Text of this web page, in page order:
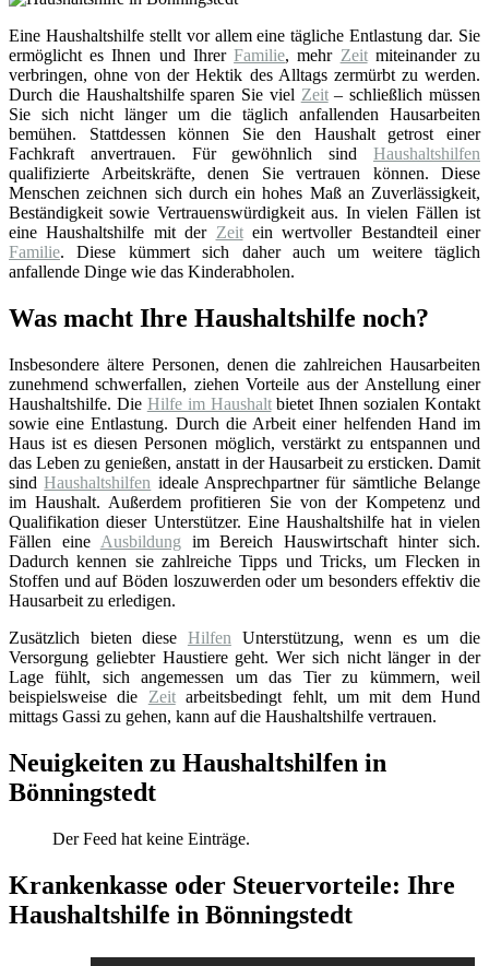
Eine Haushaltshilfe stellt vor allem eine tägliche Entlastung dar. Sie
ermöglicht es Ihnen und IhrerFamilie, mehr Zeitmiteinander zu
verbringen, ohne von der Hektik des Alltags zermürbt zu werden.
Durch die Haushaltshilfe sparen Sie viel Zeit– schließlich müssen
Sie sich nicht länger um die täglich anfallenden Hausarbeiten
bemühen. Stattdessen können Sie den Haushalt getrost einer
Fachkraft anvertrauen. Für gewöhnlich sind Haushaltshilfen
qualifizierte Arbeitskräfte, denen Sie vertrauen können. Diese
Menschen zeichnen sich durch ein hohes Maß an Zuverlässigkeit,
Beständigkeit sowie Vertrauenswürdigkeit aus. In vielen Fällen ist
eine Haushaltshilfe mit der Zeitein wertvoller Bestandteil einer
Familie. Diese kümmert sich daher auch um weitere täglich
anfallende Dinge wie das Kinderabholen.
Was macht Ihre Haushaltshilfe noch?
Insbesondere ältere Personen, denen die zahlreichen Hausarbeiten
zunehmend schwerfallen, ziehen Vorteile aus der Anstellung einer
Haushaltshilfe. Die Hilfe im Haushaltbietet Ihnen sozialen Kontakt
sowie eine Entlastung. Durch die Arbeit einer helfenden Hand im
Haus ist es diesen Personen möglich, verstärkt zu entspannen und
das Leben zu genießen, anstatt in der Hausarbeit zu ersticken. Damit
sindHaushaltshilfen ideale Ansprechpartner für sämtliche Belange
im Haushalt. Außerdem profitieren Sie von der Kompetenz und
Qualifikation dieser Unterstützer. Eine Haushaltshilfe hat in vielen
Fällen eine Ausbildung im Bereich Hauswirtschaft hinter sich.
Dadurch kennen sie zahlreiche Tipps und Tricks, um Flecken in
Stoffen und auf Böden loszuwerden oder um besonders effektiv die
Hausarbeit zu erledigen.
Zusätzlich bieten diese Hilfen Unterstützung, wenn es um die
Versorgung geliebter Haustiere geht. Wer sich nicht länger in der
Lage fühlt, sich angemessen um das Tier zu kümmern, weil
beispielsweise die Zeitarbeitsbedingt fehlt, um mit dem Hund
mittags Gassi zu gehen, kann auf die Haushaltshilfe vertrauen.
Neuigkeiten zu Haushaltshilfen in
Bönningstedt
Der Feed hat keine Einträge.
Krankenkasse oder Steuervorteile: Ihre
Haushaltshilfe in Bönningstedt